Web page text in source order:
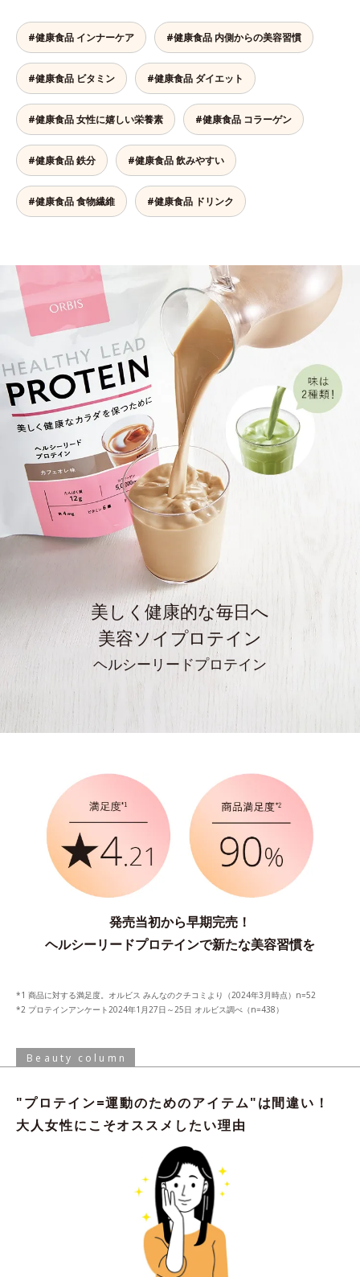
#健康食品 インナーケア #健康食品 内側からの美容習慣
#健康食品 ビタミン #健康食品 ダイエット
#健康食品 女性に嬉しい栄養素 #健康食品 コラーゲン
#健康食品 鉄分 #健康食品 飲みやすい
#健康食品 食物繊維 #健康食品 ドリンク
美しく健康的な毎日へ
美容ソイプロテイン
ヘルシーリードプロテイン
発売当初から早期完売！
ヘルシーリードプロテインで新たな美容習慣を
商品に対する満足度。オルビス みんなのクチコミより（2024年3月時点）n=52
プロテインアンケート2024年1月27日～25日 オルビス調べ（n=438）
Beauty column
"プロテイン=運動のためのアイテム"は間違い！
大人女性にこそオススメしたい理由